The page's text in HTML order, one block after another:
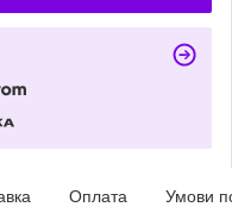
Оплата Умови